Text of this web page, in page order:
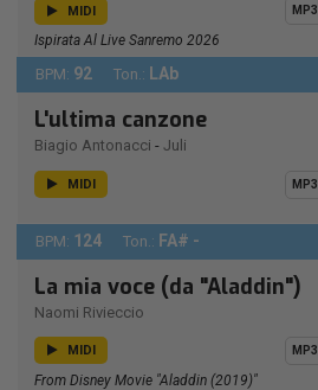
MIDI MP3
Ispirata Al Live Sanremo 2026
BPM: 92 Ton.: LAb
L'ultima canzone
Biagio Antonacci - Juli
MIDI MP3
BPM: 124 Ton.: FA# -
La mia voce (da "Aladdin")
Naomi Rivieccio
MIDI MP3
From Disney Movie "Aladdin (2019)"